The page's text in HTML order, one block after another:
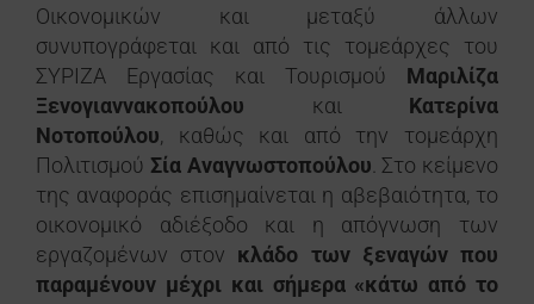
Οικονομικών και μεταξύ άλλων
συνυπογράφεται και από τις τομεάρχες του
ΣΥΡΙΖΑ Εργασίας
και Τουρισμού Μαριλίζα
Ξενογιαννακοπούλου και Κατερίνα
Νοτοπούλου, καθώς και από την τομεάρχη
Πολιτισμού Σία Αναγνωστοπούλου . Στο κείμενο
της αναφοράς επισημαίνεται η αβεβαιότητα, το
οικονομικό αδιέξοδο και η απόγνωση των
εργαζομένων στον κλάδο των ξεναγών που
παραμένουν μέχρι και σήμερα «κάτω από το